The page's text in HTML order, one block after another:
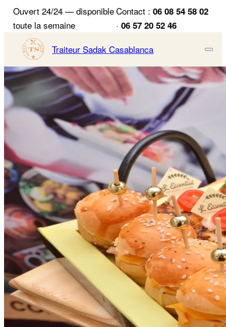
Ouvert 24/24 — disponible
toute la semaine
Contact :06 08 54 58 02
·06 57 20 52 46
Traiteur Sadak Casablanca